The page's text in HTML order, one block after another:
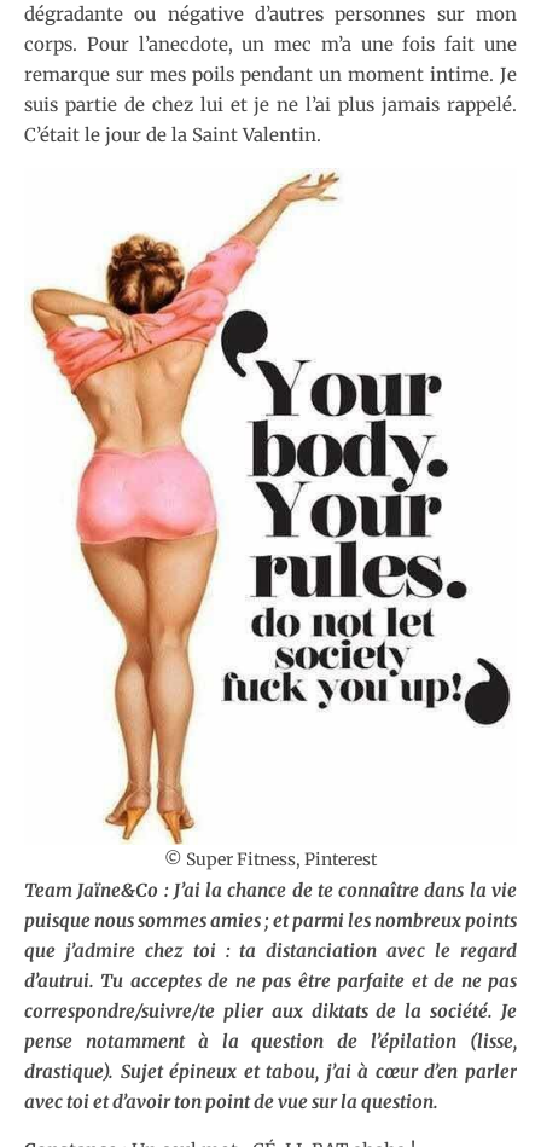
dégradante ou négative d’autres personnes sur mon
corps. Pour l’anecdote, un mec m’a une fois fait une
remarque sur mes poils pendant un moment intime. Je
suis partie de chez lui et je ne l’ai plus jamais rappelé.
C’était le jour de la Saint Valentin.
© Super Fitness, Pinterest
Team Jaïne&Co : J’ai la chance de te connaître dans la vie
puisque nous sommes amies ; et parmi les nombreux points
que j’admire chez toi : ta distanciation avec le regard
d’autrui. Tu acceptes de ne pas être parfaite et de ne pas
correspondre/suivre/te plier aux diktats de la société. Je
pense notamment à la question de l’épilation (lisse,
drastique). Sujet épineux et tabou, j’ai à cœur d’en parler
avec toi et d’avoir ton point de vue sur la question.